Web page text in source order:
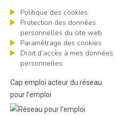
Politique des cookies
Protection des données
personnelles du site web
Paramétrage des cookies
Droit d’accès à mes données
personnelles
Cap emploi acteur du réseau
pour l’emploi